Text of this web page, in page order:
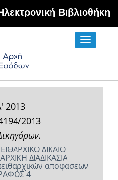
Βιβλιοθήκη
Toggle
2013
2013
ΔΙΚΑΙΟ
ΔΙΑΔΙΚΑΣΙΑ
αποφάσεων
4